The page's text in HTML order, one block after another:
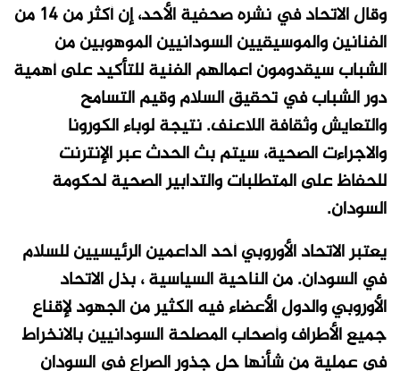
وقال الاتحاد في نشره صحفية الأحد، إن أكثر من ١٤ من
الفنانين والموسيقيين السودانيين الموهوبين من
الشباب سيقدومون اعمالهم الفنية للتأكيد على أهمية
دور الشباب في تحقيق السلام وقيم التسامح
والتعايش وثقافة اللاعنف. نتيجة لوباء الكورونا
والاجراءت الصحية، سيتم بث الحدث عبر الإنترنت
للحفاظ على المتطلبات والتدابير الصحية لحكومة
السودان.
يعتبر الاتحاد الأوروبي أحد الداعمين الرئيسيين للسلام
في السودان. من الناحية السياسية ، بذل الاتحاد
الأوروبي والدول الأعضاء فيه الكثير من الجهود لإقناع
جميع الأطراف وأصحاب المصلحة السودانيين بالانخراط
في عملية من شأنها حل جذور الصراع في السودان